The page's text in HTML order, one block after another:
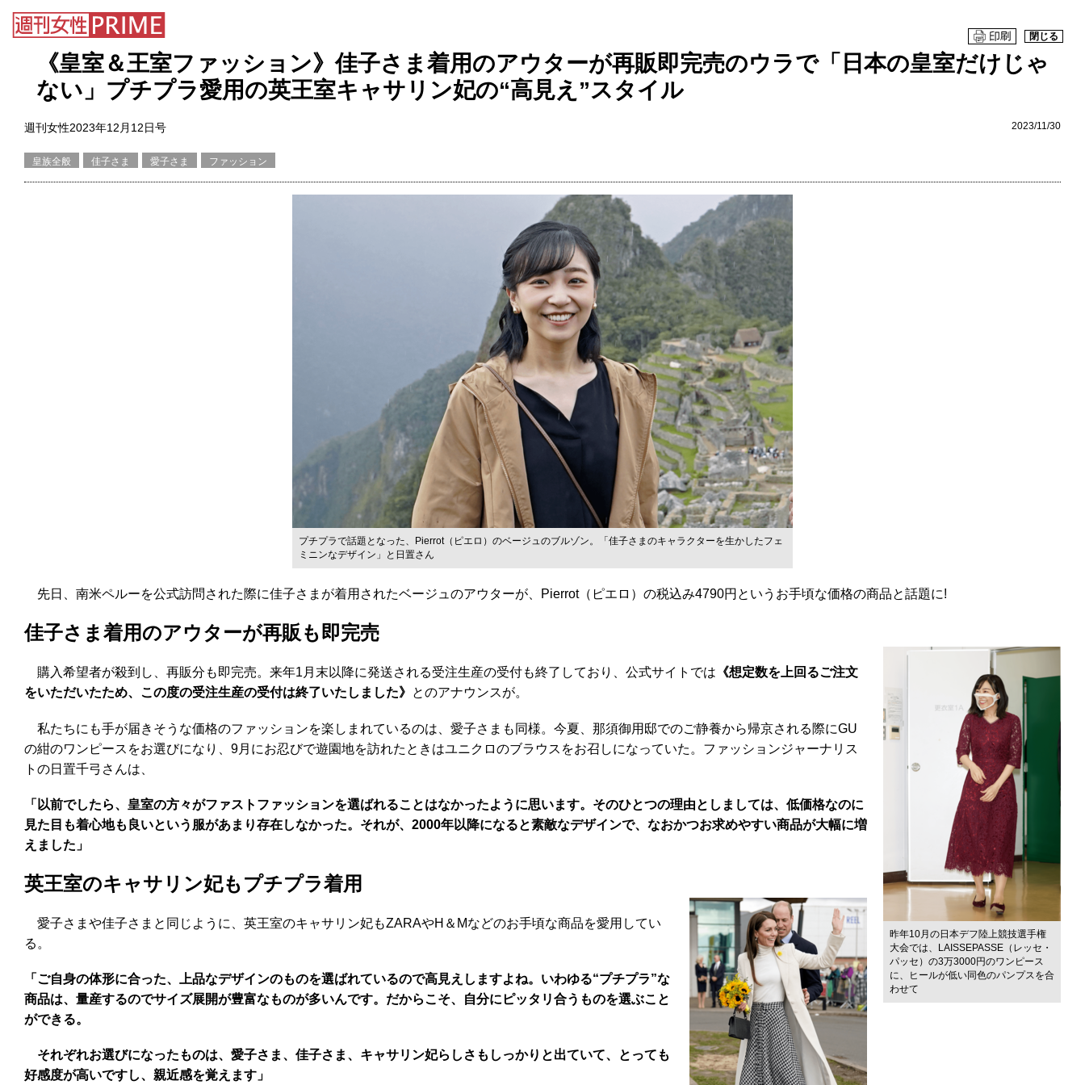
閉じる
《皇室＆王室ファッション》佳子さま着用のアウターが再販即完売のウラで「日本の皇室だけじゃ
ない」プチプラ愛用の英王室キャサリン妃の“高見え”スタイル
週刊女性2023年12月12日号 2023/11/30
皇族全般 佳子さま 愛子さま ファッション
プチプラで話題となった、Pierrot（ピエロ）のベージュのブルゾン。「佳子さまのキャラクターを生かしたフェ
ミニンなデザイン」と日置さん
先日、南米ペルーを公式訪問された際に佳子さまが着用されたベージュのアウターが、Pierrot（ピエロ）の税込み4790円というお手頃な価格の商品と話題に!
佳子さま着用のアウターが再販も即完売
昨年10月の日本デフ陸上競技選手権
大会では、LAISSEPASSE（レッセ・
パッセ）の3万3000円のワンピース
に、ヒールが低い同色のパンプスを合
わせて
購入希望者が殺到し、再販分も即完売。来年1月末以降に発送される受注生産の受付も終了しており、公式サイトでは 《想定数を上回るご注文
をいただいたため、この度の受注生産の受付は終了いたしました》 とのアナウンスが。
私たちにも手が届きそうな価格のファッションを楽しまれているのは、愛子さまも同様。今夏、那須御用邸でのご静養から帰京される際にGU
の紺のワンピースをお選びになり、9月にお忍びで遊園地を訪れたときはユニクロのブラウスをお召しになっていた。ファッションジャーナリス
トの日置千弓さんは、
「以前でしたら、皇室の方々がファストファッションを選ばれることはなかったように思います。そのひとつの理由としましては、低価格なのに
見た目も着心地も良いという服があまり存在しなかった。それが、2000年以降になると素敵なデザインで、なおかつお求めやすい商品が大幅に増
えました」
英王室のキャサリン妃もプチプラ着用
愛子さまや佳子さまと同じように、英王室のキャサリン妃もZARAやH＆Mなどのお手頃な商品を愛用してい
る。
「ご自身の体形に合った、上品なデザインのものを選ばれているので高見えしますよね。いわゆる“プチプラ”な
商品は、量産するのでサイズ展開が豊富なものが多いんです。だからこそ、自分にピッタリ合うものを選ぶこと
ができる。
それぞれお選びになったものは、愛子さま、佳子さま、キャサリン妃らしさもしっかりと出ていて、とっても
好感度が高いですし、親近感を覚えます」